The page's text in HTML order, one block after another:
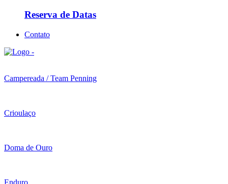
Reserva de Datas
Contato
Campereada / Team Penning
Crioulaço
Doma de Ouro
Enduro